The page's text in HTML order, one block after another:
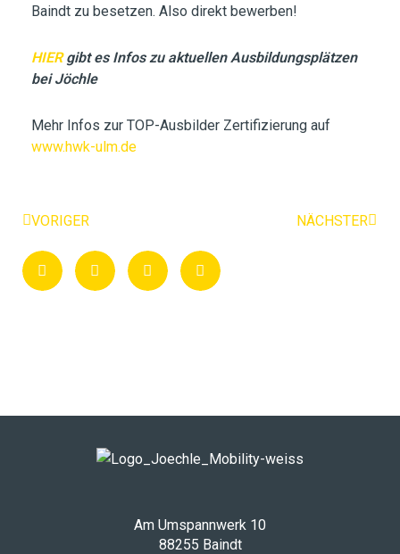
Baindt zu besetzen. Also direkt bewerben!
HIERgibt es Infos zu aktuellen Ausbildungsplätzen
bei Jöchle
Mehr Infos zur TOP-Ausbilder Zertifizierung auf
www.hwk-ulm.de
Zurück
VORIGER NÄCHSTER
Am Umspannwerk 10
88255 Baindt